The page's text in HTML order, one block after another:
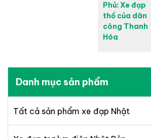
Phủ: Xe đạp
thồ của dân
công Thanh
Hóa
Danh mục sản phẩm
Tất cả sản phẩm xe đạp Nhật